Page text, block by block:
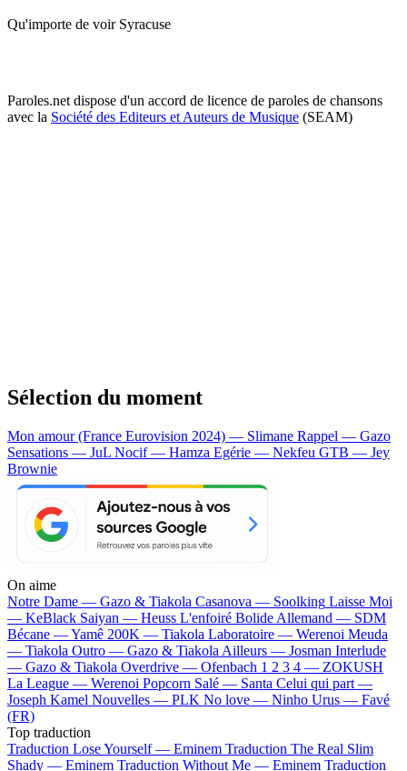
Qu'importe de voir Syracuse
Paroles.net dispose d'un accord de licence de paroles de chansons
avec la Société des Editeurs et Auteurs de Musique (SEAM)
Sélection du moment
Mon amour (France Eurovision 2024) — Slimane Rappel — Gazo
Sensations — JuL Nocif — Hamza Egérie — Nekfeu GTB — Jey
Brownie
On aime
Notre Dame — Gazo & Tiakola Casanova — Soolking Laisse Moi
— KeBlack Saiyan — Heuss L'enfoiré Bolide Allemand — SDM
Bécane —Yamê 200K — Tiakola Laboratoire — Werenoi Meuda
— Tiakola Outro — Gazo & Tiakola Ailleurs — Josman Interlude
— Gazo & Tiakola Overdrive — Ofenbach 1 2 3 4 — ZOKUSH
La League — Werenoi Popcorn Salé — Santa Celui qui part —
Joseph Kamel Nouvelles — PLK No love — Ninho Urus — Favé
(FR)
Top traduction
Traduction Lose Yourself — Eminem Traduction The Real Slim
Shady — Eminem Traduction Without Me — Eminem Traduction